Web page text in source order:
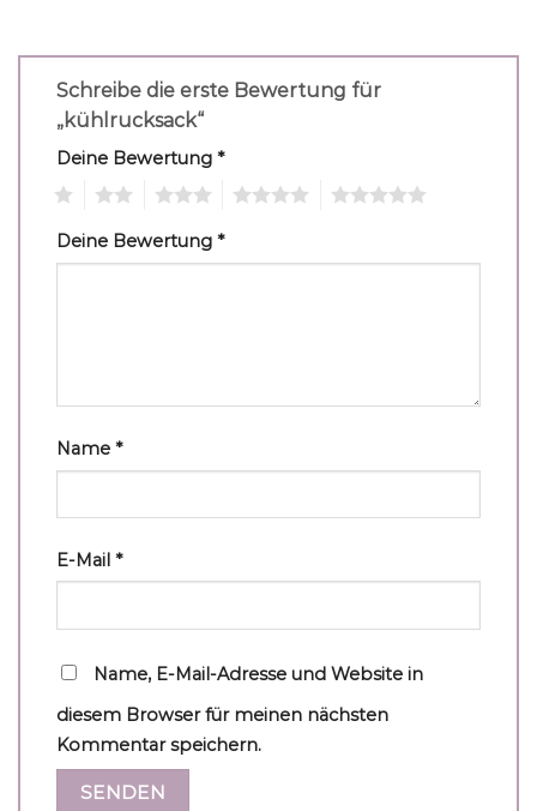
Schreibe die erste Bewertung für
„kühlrucksack“
Deine Bewertung *
Deine Bewertung *
Name *
E-Mail *
Name, E-Mail-Adresse und Website in
diesem Browser für meinen nächsten
Kommentar speichern.